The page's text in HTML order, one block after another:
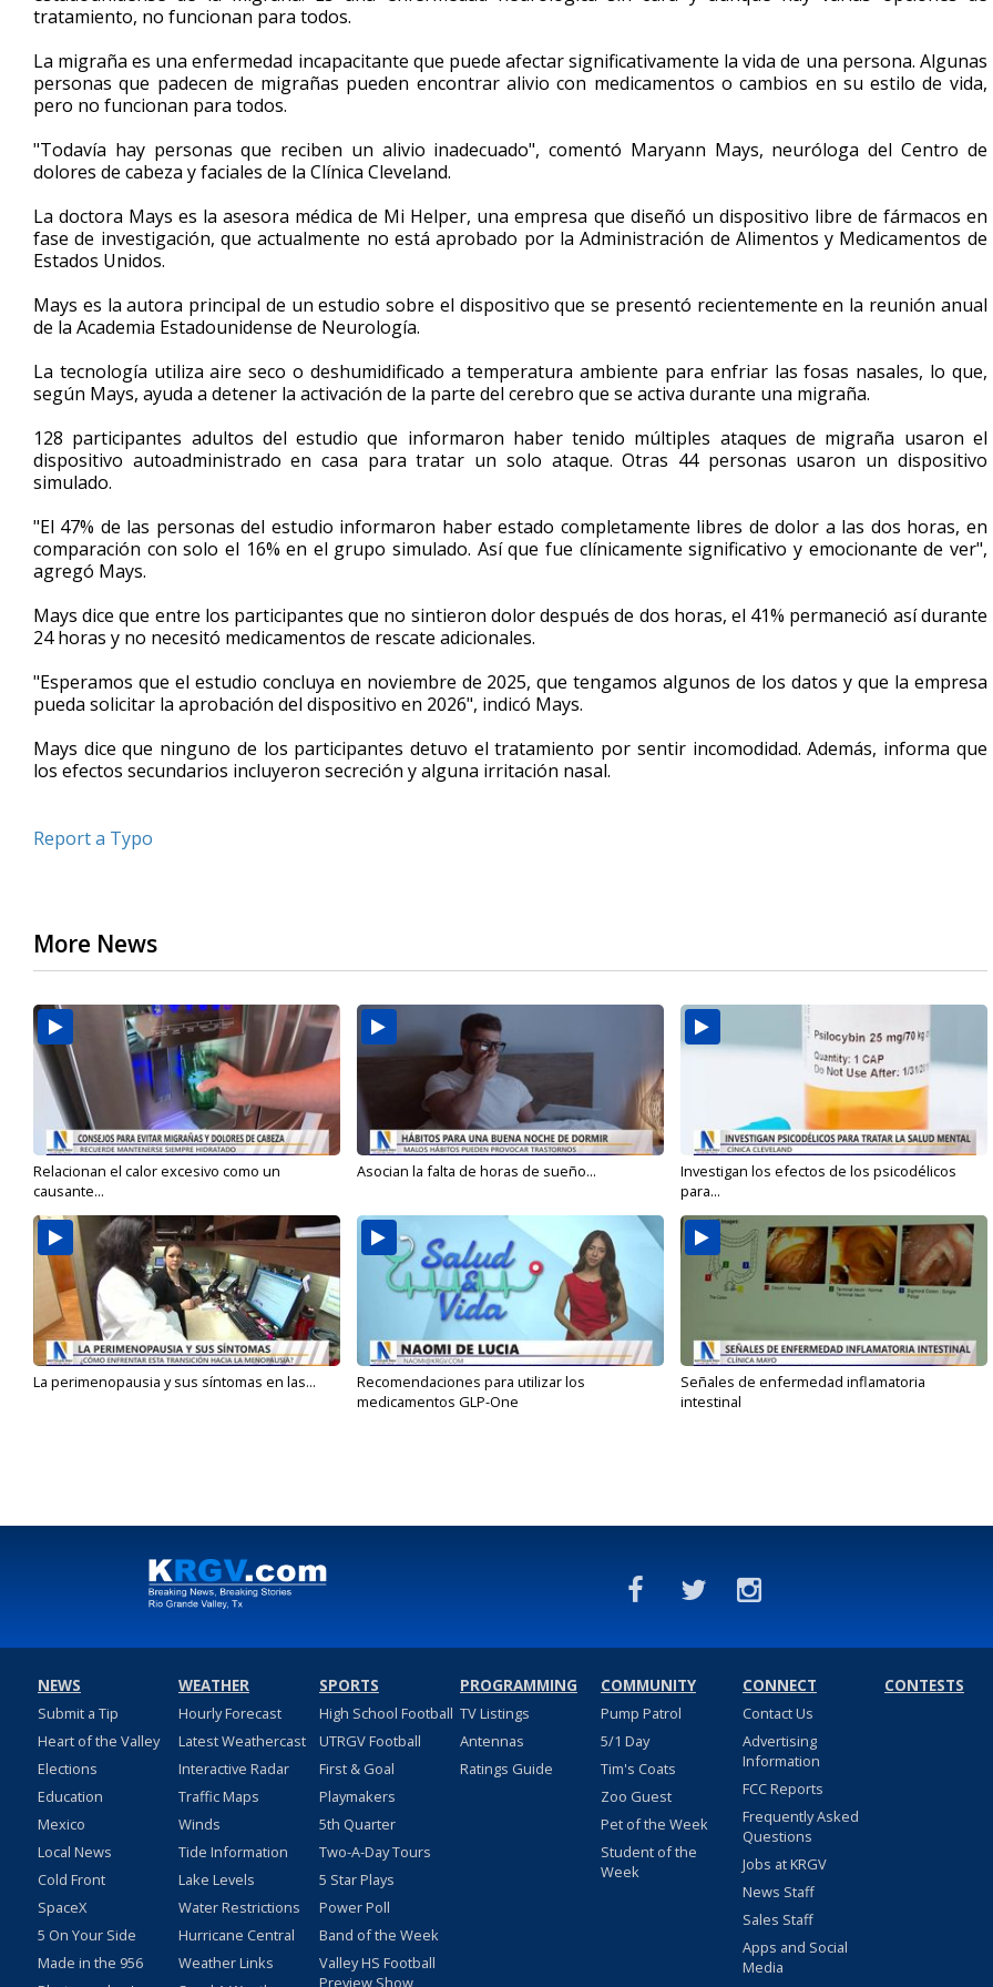
minutes,
seconds
Volume
90%
tratamiento, no funcionan para todos.
La migraña es una enfermedad incapacitante que puede afectar significativamente la vida de una persona. Algunas
personas que padecen de migrañas pueden encontrar alivio con medicamentos o cambios en su estilo de vida,
pero no funcionan para todos.
"Todavía hay personas que reciben un alivio inadecuado", comentó Maryann Mays, neuróloga del Centro de
dolores de cabeza y faciales de la Clínica Cleveland.
La doctora Mays es la asesora médica de Mi Helper, una empresa que diseñó un dispositivo libre de fármacos en
fase de investigación, que actualmente no está aprobado por la Administración de Alimentos y Medicamentos de
Estados Unidos.
Mays es la autora principal de un estudio sobre el dispositivo que se presentó recientemente en la reunión anual
de la Academia Estadounidense de Neurología.
La tecnología utiliza aire seco o deshumidificado a temperatura ambiente para enfriar las fosas nasales, lo que,
según Mays, ayuda a detener la activación de la parte del cerebro que se activa durante una migraña.
128 participantes adultos del estudio que informaron haber tenido múltiples ataques de migraña usaron el
dispositivo autoadministrado en casa para tratar un solo ataque. Otras 44 personas usaron un dispositivo
simulado.
"El 47% de las personas del estudio informaron haber estado completamente libres de dolor a las dos horas, en
comparación con solo el 16% en el grupo simulado. Así que fue clínicamente significativo y emocionante de ver",
agregó Mays.
Mays dice que entre los participantes que no sintieron dolor después de dos horas, el 41% permaneció así durante
24 horas y no necesitó medicamentos de rescate adicionales.
"Esperamos que el estudio concluya en noviembre de 2025, que tengamos algunos de los datos y que la empresa
pueda solicitar la aprobación del dispositivo en 2026", indicó Mays.
Mays dice que ninguno de los participantes detuvo el tratamiento por sentir incomodidad. Además, informa que
los efectos secundarios incluyeron secreción y alguna irritación nasal.
Report a Typo
More News
Relacionan el calor excesivo como un
causante...
Asocian la falta de horas de sueño...
Investigan los efectos de los psicodélicos
para...
La perimenopausia y sus síntomas en las...
Recomendaciones para utilizar los
medicamentos GLP-One
Señales de enfermedad inflamatoria
intestinal
NEWS
Submit a Tip
Heart of the Valley
Elections
Education
Mexico
Local News
Cold Front
SpaceX
5 On Your Side
Made in the 956
WEATHER
Hourly Forecast
Latest Weathercast
Interactive Radar
Traffic Maps
Winds
Tide Information
Lake Levels
Water Restrictions
Hurricane Central
Weather Links
SPORTS
High School Football
UTRGV Football
First & Goal
Playmakers
5th Quarter
Two-A-Day Tours
5 Star Plays
Power Poll
Band of the Week
Valley HS Football
Preview Show
PROGRAMMING
TV Listings
Antennas
Ratings Guide
COMMUNITY
Pump Patrol
5/1 Day
Tim's Coats
Zoo Guest
Pet of the Week
Student of the
Week
CONNECT
Contact Us
Advertising
Information
FCC Reports
Frequently Asked
Questions
Jobs at KRGV
News Staff
Sales Staff
Apps and Social
Media
CONTESTS